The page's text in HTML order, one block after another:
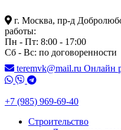
г. Москва, пр-д
работы:
Пн - Пт: 8:00 - 17:00
Сб - Вс: по договоренности
teremvk@mail.ru Онлайн
+7 (985) 969-69-40
Строительство